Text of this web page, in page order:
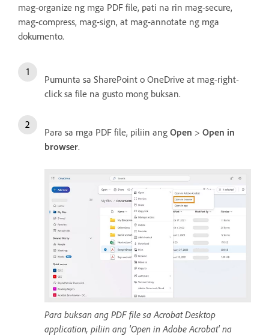
mag-organize ng mga PDF file, pati na rin mag-secure,
mag-compress, mag-sign, at mag-annotate ng mga
dokumento.
Pumunta sa SharePoint o OneDrive at mag-right-
click sa file na gusto mong buksan.
Para sa mga PDF file, piliin ang Open > Open in
browser.
Para buksan ang PDF file sa Acrobat Desktop
application, piliin ang 'Open in Adobe Acrobat' na